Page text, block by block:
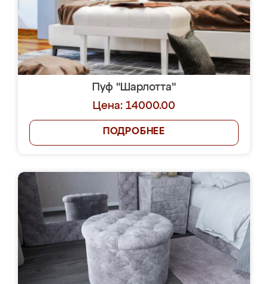
Пуф "Шарлотта"
Цена: 14000.00
ПОДРОБНЕЕ